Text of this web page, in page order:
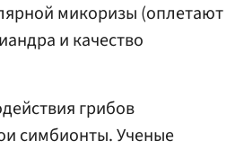
микоризы (оплетают
и качество
грибов
симбионты. Ученые